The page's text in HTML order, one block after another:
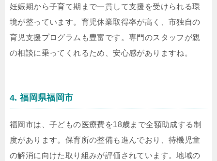
妊娠期から子育て期まで一貫して支援を受けられる環
境が整っています。育児休業取得率が高く、市独自の
育児支援プログラムも豊富です。専門のスタッフが親
の相談に乗ってくれるため、安心感がありますね。
4. 福岡県福岡市
福岡市は、子どもの医療費を18歳まで全額助成する制
度があります。保育所の整備も進んでおり、待機児童
の解消に向けた取り組みが評価されています。地域の